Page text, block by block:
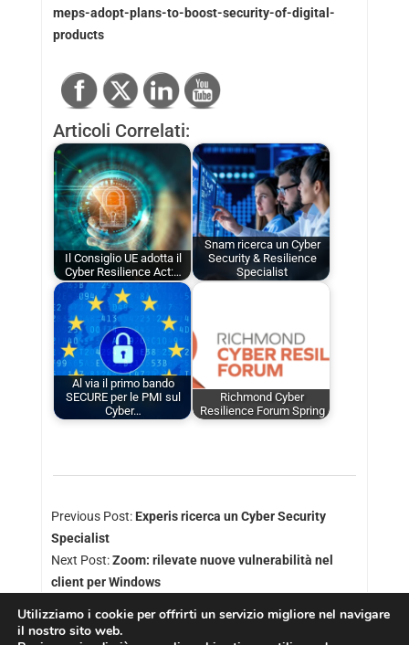
meps-adopt-plans-to-boost-security-of-digital-
products
Articoli Correlati:
Il Consiglio UE adotta il
Cyber Resilience Act:…
Snam ricerca un Cyber
Security & Resilience
Specialist
Al via il primo bando
SECURE per le PMI sul
Cyber…
Richmond Cyber
Resilience Forum Spring
Previous Post: Experis ricerca un Cyber Security
Specialist
Next Post:Zoom: rilevate nuove vulnerabilità nel
client per Windows
Utilizziamo i cookie per offrirti un servizio migliore nel navigare
il nostro sito web.